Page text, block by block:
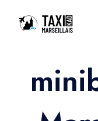
Accueil
Nos services
Nos services